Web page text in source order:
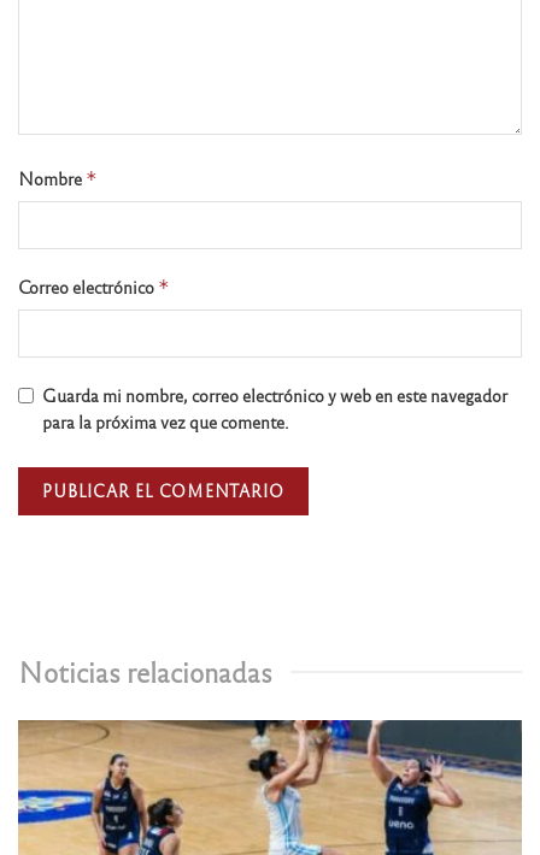
Noticias relacionadas
Nombre *
Correo electrónico *
Guarda mi nombre, correo electrónico y web en este navegador
para la próxima vez que comente.